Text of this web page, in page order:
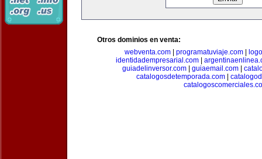
Otros dominios en venta:
webventa.com
programatuviaje.com
identidadempresarial.com
guiadelinversor.com| guiaemail.com|
catalogosdetemporada.com|